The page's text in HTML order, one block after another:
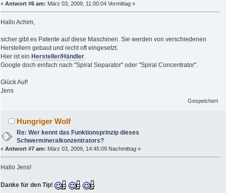
« Antwort #6 am: März 03, 2009, 11:00:04 Vormittag »
Hallo Achim,
sicher gibt es Patente auf diese Maschinen. Sie werden von verschiedenen
Herstellern gebaut und recht oft eingesetzt.
Hier ist ein Hersteller/Händler.
Google doch einfach nach "Spiral Separator" oder "Spiral Concentrator".
Glück Auf!
Jens
Gespeichert
Hungriger Wolf
Re: Wer kennt das Funktionsprinzip dieses
Schwermineralkonzentrators?
« Antwort #7 am: März 03, 2009, 14:45:09 Nachmittag »
Hallo Jens!
Danke für den Tip!